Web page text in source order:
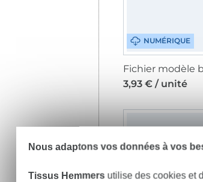
NUMÉRIQUE
3,93 € / unité
Nous adaptons vos données à vos
Tissus Hemmers utilise des cookies et